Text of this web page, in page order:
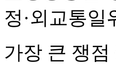
정·외교통
가장 큰 쟁